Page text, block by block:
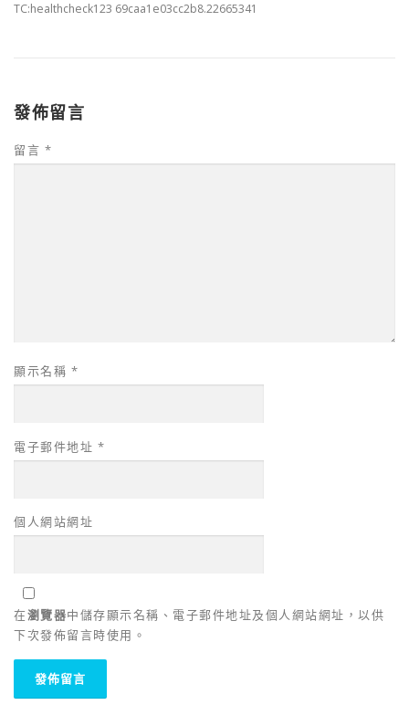
TC:healthcheck123 69caa1e03cc2b8.22665341
發佈留言
留言 *
顯示名稱 *
電子郵件地址 *
個人網站網址
在瀏覽器中儲存顯示名稱、電子郵件地址及個人網站網址，以供
下次發佈留言時使用。